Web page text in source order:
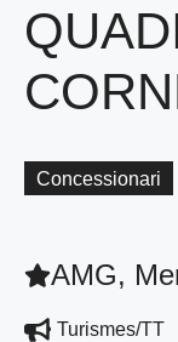
Concessionari
AMG,
Turismes/TT